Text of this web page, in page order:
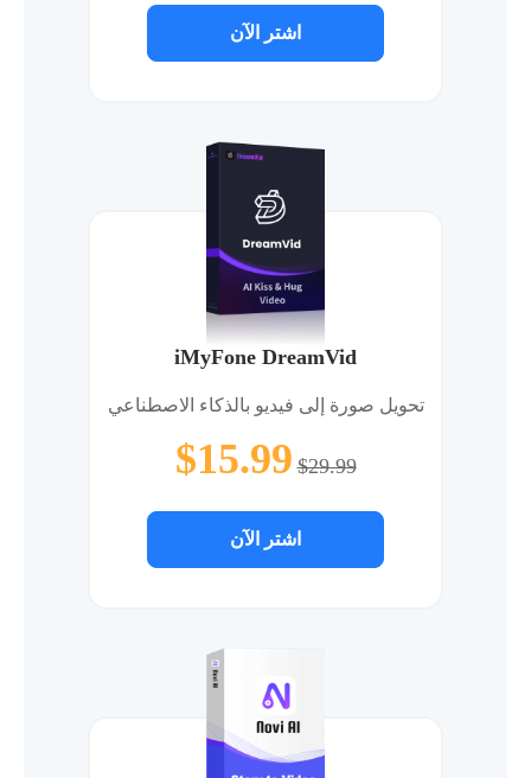
اشتر الآن
iMyFone DreamVid
تحويل صورة إلى فيديو بالذكاء الاصطناعي
$15.99 $29.99
اشتر الآن